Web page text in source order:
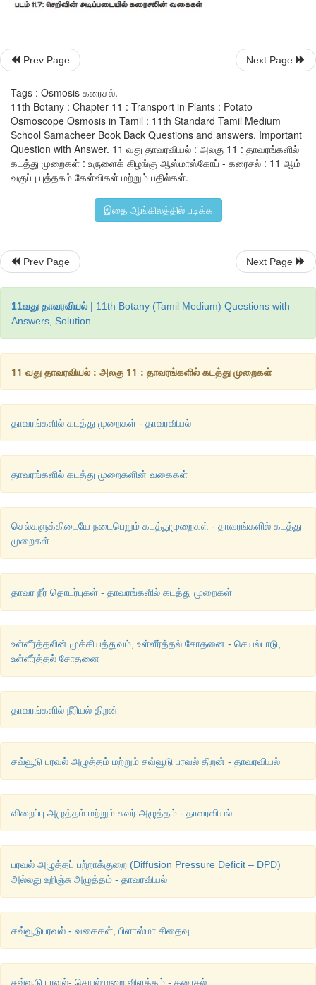
மேற்கண்ட சோதனையினை உருளைக் கிழங்கிற்கு பதிலாக
சுரைக்காயினை வைத்து செய்து பார்த்து அதன்
Prev Page Next Page
Tags : Osmosis கரைசல்.
11th Botany : Chapter 11 : Transport in Plants : Potato
Osmoscope Osmosis in Tamil : 11th Standard Tamil Medium
School Samacheer Book Back Questions and answers, Important
Question with Answer. 11 வது தாவரவியல் : அலகு 11 : தாவரங்களில்
கடத்து முறைகள் : உருளைக் கிழங்கு ஆஸ்மாஸ்கோப் - கரைசல் : 11 ஆம்
வகுப்பு புத்தகம் கேள்விகள் மற்றும் பதில்கள்.
இதை ஆங்கிலத்தில் படிக்க
Prev Page Next Page
11வது தாவரவியல் | 11th Botany (Tamil Medium) Questions with
Answers, Solution
11 வது தாவரவியல் : அலகு 11 : தாவரங்களில் கடத்து முறைகள்
தாவரங்களில் கடத்து முறைகள் - தாவரவியல்
தாவரங்களில் கடத்து முறைகளின் வகைகள்
செல்களுக்கிடையே நடைபெறும் கடத்துமுறைகள் - தாவரங்களில் கடத்து
முறைகள்
தாவர நீர் தொடர்புகள் - தாவரங்களில் கடத்து முறைகள்
உள்ளீர்த்தலின் முக்கியத்துவம், உள்ளீர்த்தல் சோதனை - செயல்பாடு,
உள்ளீர்த்தல் சோதனை
தாவரங்களில் நீரியல் திறன்
சவ்வூடு பரவல் அழுத்தம் மற்றும் சவ்வூடு பரவல் திறன் - தாவரவியல்
விறைப்பு அழுத்தம் மற்றும் சுவர் அழுத்தம் - தாவரவியல்
பரவல் அழுத்தப் பற்றாக்குறை (Diffusion Pressure Deficit – DPD)
அல்லது உறிஞ்சு அழுத்தம் - தாவரவியல்
சவ்வூடுபரவல் - வகைகள், பிளாஸ்மா சிதைவு
சவ்வூடு பரவல்- செயல்முறை விளக்கம் - கரைசல்